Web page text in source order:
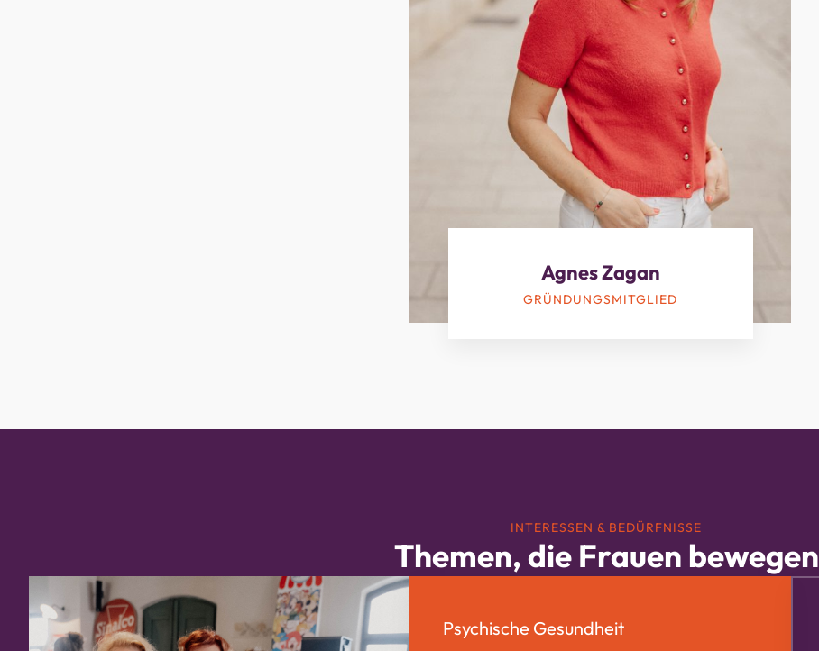
Agnes Zagan
GRÜNDUNGSMITGLIED
INTERESSEN & BEDÜRFNISSE
Themen, die Frauen bewegen
Psychische Gesundheit